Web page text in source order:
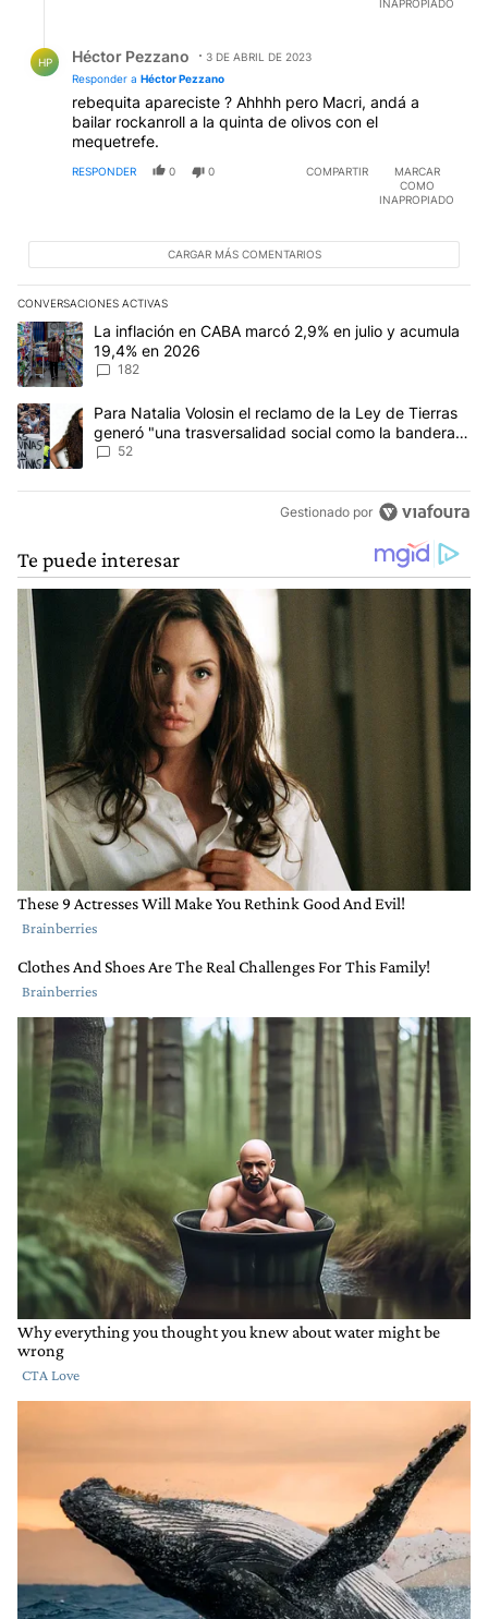
INAPROPIADO
HP Héctor Pezzano
3 DE ABRIL DE 2023
Responder a Héctor Pezzano
rebequita apareciste ? Ahhhh pero Macri, andá a
bailar rockanroll a la quinta de olivos con el
mequetrefe.
RESPONDER 0 0 COMPARTIR
MARCAR
COMO
INAPROPIADO
CARGAR MÁS COMENTARIOS
CONVERSACIONES ACTIVAS
Este listado muestra los artículos con más comentarios en los
Un artículo de tendencia con el título "La inflación en CABA
La inflación en CABA marcó 2,9% en julio y acumula
19,4% en 2026
182
Un artículo de tendencia con el título "Para Natalia Volosin el
Para Natalia Volosin el reclamo de la Ley de Tierras
generó "una trasversalidad social como la bandera
de Malvinas"
52
Gestionado por